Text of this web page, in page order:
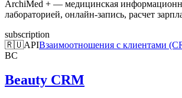
ArchiMed + — медицинская
лабораторией, онлайн-запись, расчет
subscription
🇷🇺APIВзаимоотношения с клиентами
BC
Beauty CRM